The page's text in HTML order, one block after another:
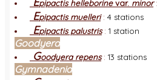
pipactis helleborinevar. minor:
Epipactis muelleri: 4 stations
Epipactis palustris: 1 station
Goodyera
Goodyera repens: 13 stations
Gymnadenia